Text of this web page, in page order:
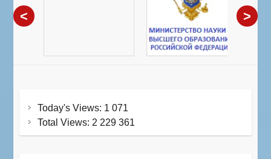
< >
Today's Views: 1 071
Total Views: 2 229 361